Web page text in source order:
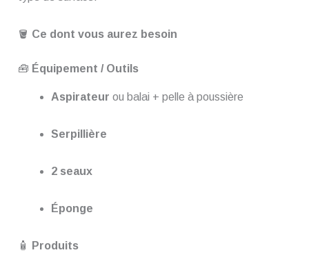
🪣 Ce dont vous aurez besoin
🧰 Équipement / Outils
Aspirateur ou balai + pelle à poussière
Serpillière
2 seaux
Éponge
🧴 Produits